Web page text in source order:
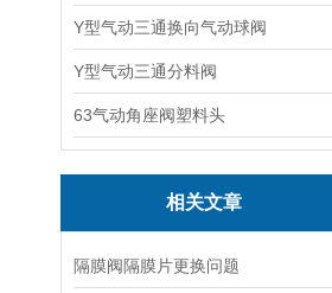
Y型气动三通换向气动球阀
Y型气动三通分料阀
63气动角座阀塑料头
相关文章
隔膜阀隔膜片更换问题